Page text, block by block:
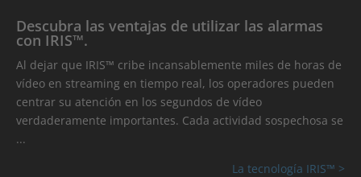
Descubra las ventajas de utilizar las alarmas
con IRIS™.
Al dejar que IRIS™ cribe incansablemente miles de horas de
vídeo en streaming en tiempo real, los operadores pueden
centrar su atención en los segundos de vídeo
verdaderamente importantes. Cada actividad sospechosa se
...
La tecnología IRIS™ >